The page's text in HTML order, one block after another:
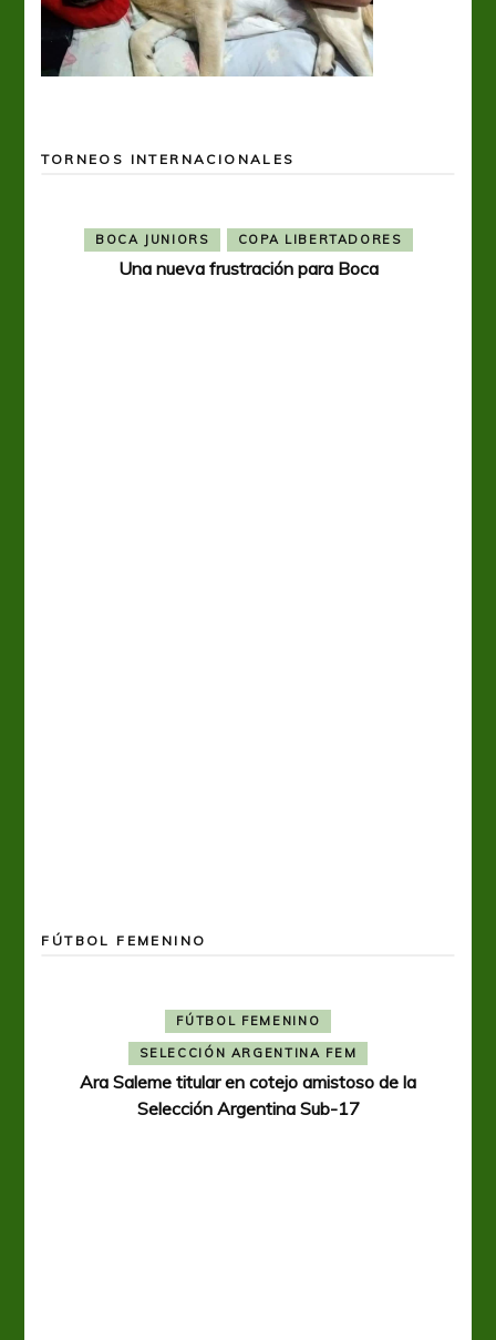
TORNEOS INTERNACIONALES
BOCA JUNIORS COPA LIBERTADORES
Una nueva frustración para Boca
FÚTBOL FEMENINO
FÚTBOL FEMENINO
SELECCIÓN ARGENTINA FEM
Ara Saleme titular en cotejo amistoso de la
Selección Argentina Sub-17